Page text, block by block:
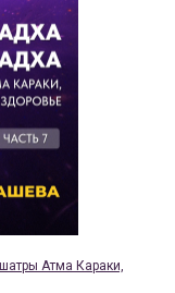
Атма Караки,